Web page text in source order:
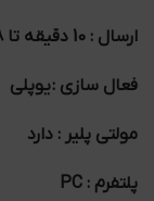
ارسال : 10 دقیقه تا 8 ساعت
فعال سازی : یوپلی
مولتی پلیر : دارد
پلتفرم : PC